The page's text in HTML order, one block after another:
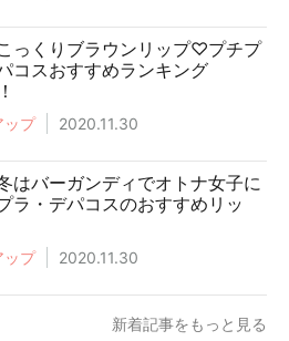
っくりブラウンリップ♡プチプ
コスおすすめランキング
ップ 2020.11.30
はバーガンディでオトナ女子に
ラ・デパコスのおすすめリッ
ップ 2020.11.30
新着記事をもっと見る